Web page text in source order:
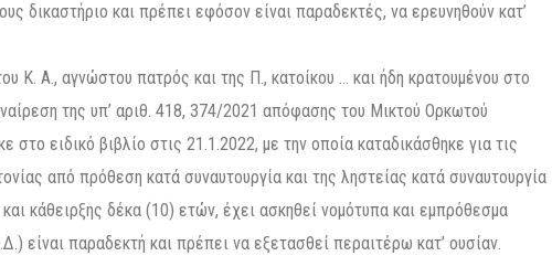
δικαστήριο και πρέπει εφόσον είναι παραδεκτές, να ερευνηθούν κατ’
Κ. Α., αγνώστου πατρός και της Π., κατοίκου … και ήδη κρατουμένου στο
της υπ’ αριθ. 418, 374/2021 απόφασης του Μικτού Ορκωτού
ειδικό βιβλίο στις 21.1.2022, με την οποία καταδικάσθηκε για τις
από πρόθεση κατά συναυτουργία και της ληστείας κατά συναυτουργία
κάθειρξης δέκα (10) ετών, έχει ασκηθεί νομότυπα και εμπρόθεσμα
είναι παραδεκτή και πρέπει να εξετασθεί περαιτέρω κατ’ ουσίαν.